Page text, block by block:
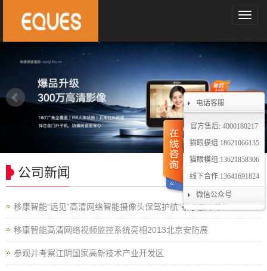
电话客服
官方售后: 4000180217
猫眼模组:18621066135
猫眼模组:13621858306
线下合作:13641691824
微信公众号
导
菜
公司新闻
移康智能“远见”高清网络智能摄像头保驾护航“亲子嘉年华”
移康智能高清网络视频监控系统亮相2013北京安防展
参观并考察江阴国家高新技术产业开发区